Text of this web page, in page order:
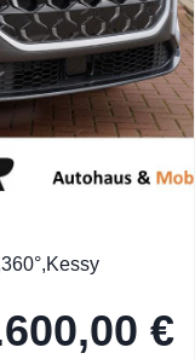
€